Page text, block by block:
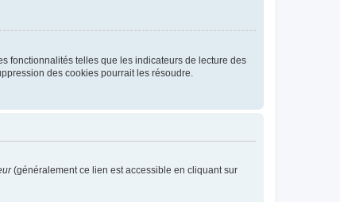
fonctionnalités telles que les indicateurs de lecture des
des cookies pourrait les résoudre.
(généralement ce lien est accessible en cliquant sur